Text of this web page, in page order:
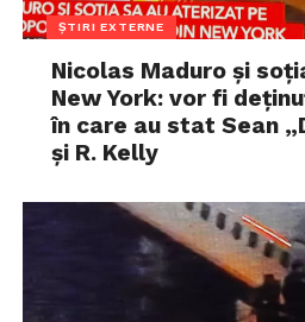
ȘTIRI EXTERNE
Nicolas Maduro și
New York: vor fi
în care au stat Sean
și R. Kelly